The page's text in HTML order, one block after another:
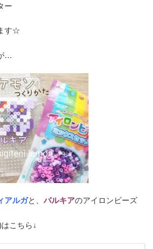
ー
す☆
…
アルガと、パルキアのアイロンビーズ
こちら↓